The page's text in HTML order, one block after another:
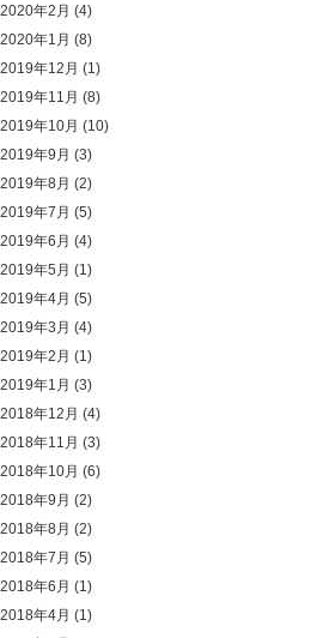
2020年2月 (4)
2020年1月 (8)
2019年12月 (1)
2019年11月 (8)
2019年10月 (10)
2019年9月 (3)
2019年8月 (2)
2019年7月 (5)
2019年6月 (4)
2019年5月 (1)
2019年4月 (5)
2019年3月 (4)
2019年2月 (1)
2019年1月 (3)
2018年12月 (4)
2018年11月 (3)
2018年10月 (6)
2018年9月 (2)
2018年8月 (2)
2018年7月 (5)
2018年6月 (1)
2018年4月 (1)